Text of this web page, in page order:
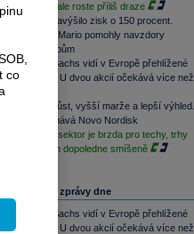
Podle trhu ale roste příliš draze
Nintendo navýšilo zisk o 150 procent.
Switch 2 a Mario pomohly navzdory
dražším čipům
Goldman Sachs vidí v Evropě přehlížené
příležitosti. U dvou akcií očekává více než
Rychlejší růst, vyšší marže a lepší výhled.
Lilly překonává Novo Nordisk
Paměťový sektor je brzda pro techy, trhy
jsou na tom dopoledne smíšeně
Nejčtenější zprávy dne
Goldman Sachs vidí v Evropě přehlížené
příležitosti. U dvou akcií očekává více než
co